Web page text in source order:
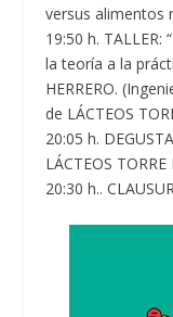
versus alimentos
19:50 h.
la teoría a la
HERRERO.
de LÁCTEOS
20:05 h.
LÁCTEOS
20:30 h..